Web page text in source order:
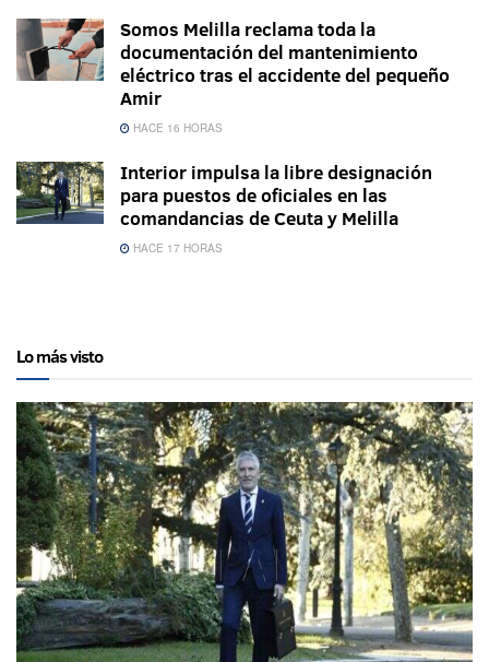
Somos Melilla reclama toda la
documentación del mantenimiento
eléctrico tras el accidente del pequeño
Amir
HACE 16 HORAS
Interior impulsa la libre designación
para puestos de oficiales en las
comandancias de Ceuta y Melilla
HACE 17 HORAS
Lo más visto